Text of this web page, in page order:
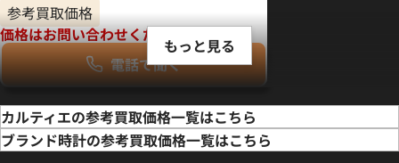
参考買取価格
価格はお問い合わせください
電話で聞く
もっと見る
カルティエの参考買取価格一覧はこちら
ブランド時計の参考買取価格一覧はこちら